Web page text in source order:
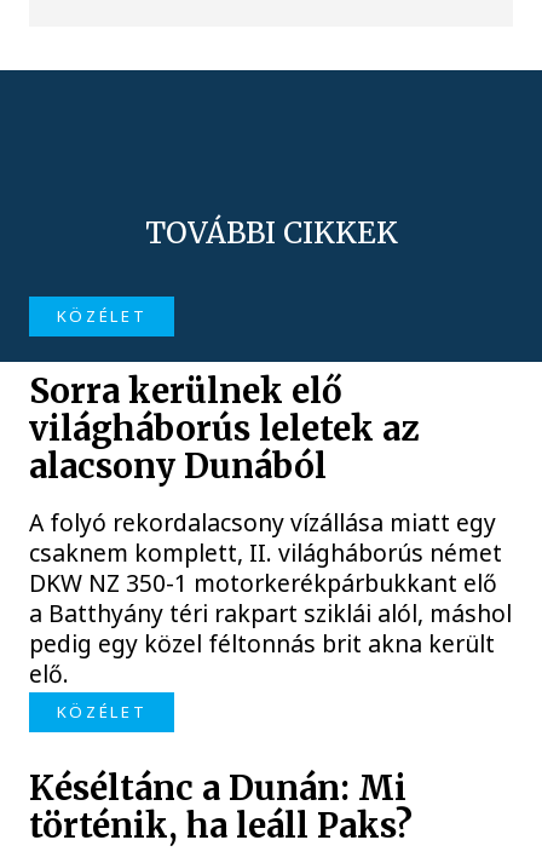
TOVÁBBI CIKKEK
KÖZÉLET
Sorra kerülnek elő
világháborús leletek az
alacsony Dunából
A folyó rekordalacsony vízállása miatt egy
csaknem komplett, II. világháborús német
DKW NZ 350-1 motorkerékpárbukkant elő
a Batthyány téri rakpart sziklái alól, máshol
pedig egy közel féltonnás brit akna került
elő.
KÖZÉLET
Késéltánc a Dunán: Mi
történik, ha leáll Paks?